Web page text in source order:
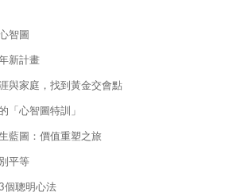
智圖
新計畫
與家庭，找到黃金交會點
「心智圖特訓」
藍圖：價值重塑之旅
平等
個聰明心法